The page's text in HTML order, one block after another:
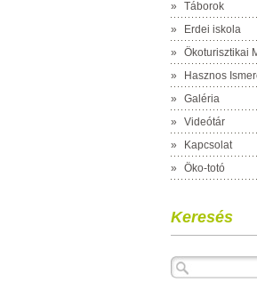
»
Táborok
»
Erdei iskola
»
Ökoturisztikai
»
Hasznos
»
Galéria
»
Videótár
»
Kapcsolat
»
Öko-totó
Keresés